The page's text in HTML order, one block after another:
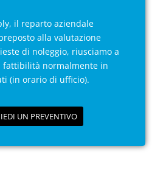
il reparto aziendale
alla valutazione
di noleggio, riusciamo a
fattibilità normalmente in
(in orario di ufficio).
UN PREVENTIVO